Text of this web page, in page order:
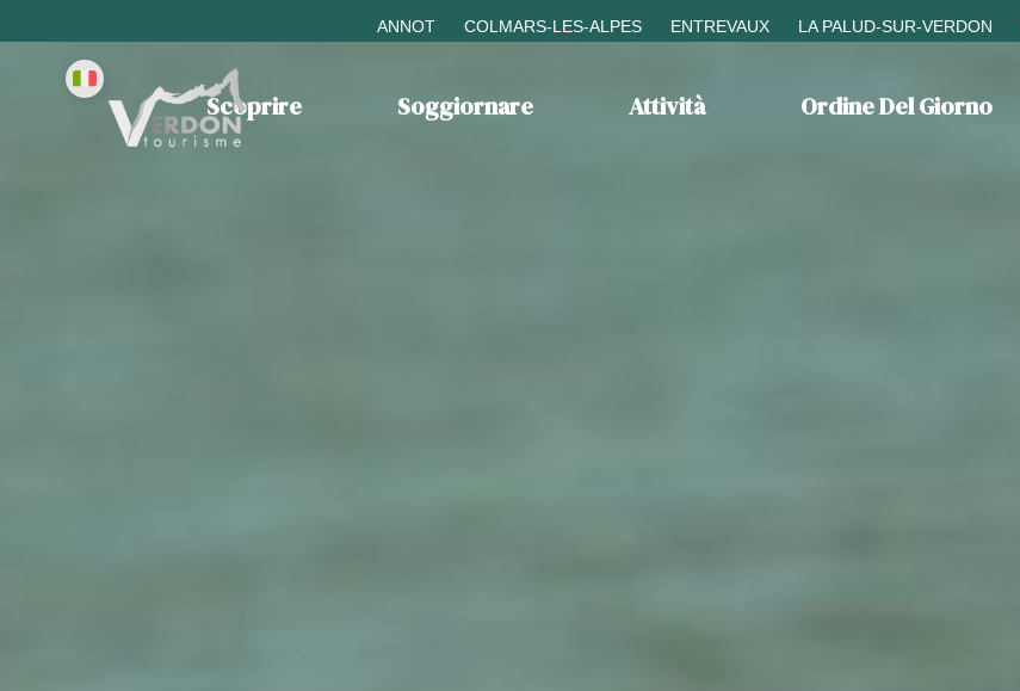
ANNOT COLMARS-LES-ALPES ENTREVAUX LA PALUD-SUR-VERDON
Scoprire Soggiornare Attività Ordine Del Giorno